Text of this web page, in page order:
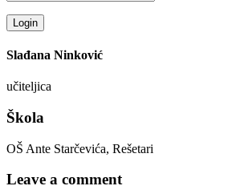
Slađana Ninković
učiteljica
Škola
OŠ Ante Starčevića, Rešetari
Leave a comment